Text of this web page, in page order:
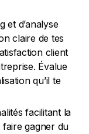
et d’analyse
claire de tes
client
Évalue
qu’il te
facilitant la
gagner du